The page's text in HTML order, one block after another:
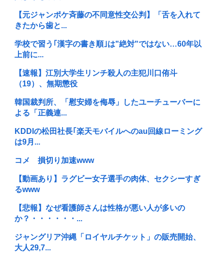
【元ジャンポケ斉藤の不同意性交公判】「舌を入れて
きたから歯と...
学校で習う｢漢字の書き順｣は"絶対"ではない…60年以
上前に...
【速報】江別大学生リンチ殺人の主犯川口侑斗
（19）、無期懲役
韓国裁判所、「慰安婦を侮辱」したユーチューバーに
よる「正義連...
KDDIの松田社長｢楽天モバイルへのau回線ローミング
は9月...
コメ 損切り加速www
【動画あり】ラグビー女子選手の肉体、セクシーすぎ
るwww
【悲報】なぜ看護師さんは性格が悪い人が多いの
か？・・・・・・...
ジャングリア沖縄「ロイヤルチケット」の販売開始、
大人29,7...